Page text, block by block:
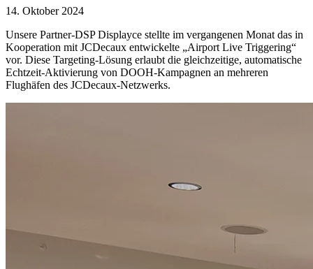
14. Oktober 2024
Unsere Partner-DSP Displayce stellte im vergangenen Monat das in
Kooperation mit JCDecaux entwickelte „Airport Live Triggering“
vor. Diese Targeting-Lösung erlaubt die gleichzeitige, automatische
Echtzeit-Aktivierung von DOOH-Kampagnen an mehreren
Flughäfen des JCDecaux-Netzwerks.